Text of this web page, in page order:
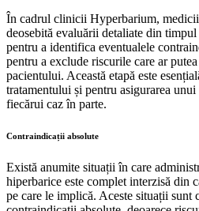
În cadrul clinicii Hyperbarium,
deosebită evaluării detaliate din
pentru a identifica eventualele
pentru a exclude riscurile care ar
pacientului. Această etapă este
tratamentului și pentru asigurarea
fiecărui caz în parte.
Contraindicații absolute
Există anumite situații în care
hiperbarice este complet interzisă din
pe care le implică. Aceste situații sunt